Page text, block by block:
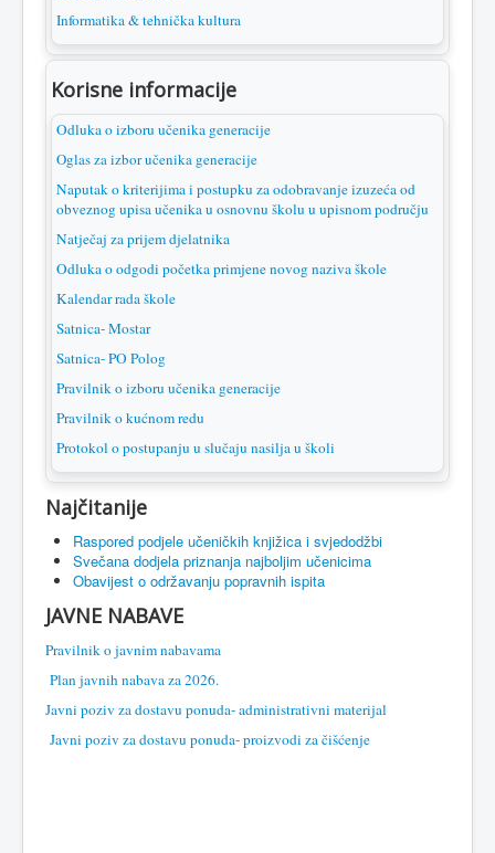
Informatika & tehnička kultura
Korisne informacije
Odluka o izboru učenika generacije
Oglas za izbor učenika generacije
Naputak o kriterijima i postupku za odobravanje izuzeća od
obveznog upisa učenika u osnovnu školu u upisnom području
Natječaj za prijem djelatnika
Odluka o odgodi početka primjene novog naziva škole
Kalendar rada škole
Satnica- Mostar
Satnica- PO Polog
Pravilnik o izboru učenika generacije
Pravilnik o kućnom redu
Protokol o postupanju u slučaju nasilja u školi
Najčitanije
Raspored podjele učeničkih knjižica i svjedodžbi
Svečana dodjela priznanja najboljim učenicima
Obavijest o održavanju popravnih ispita
JAVNE NABAVE
Pravilnik o javnim nabavama
Plan javnih nabava za 2026.
Javni poziv za dostavu ponuda- administrativni materijal
Javni poziv za dostavu ponuda- proizvodi za čišćenje